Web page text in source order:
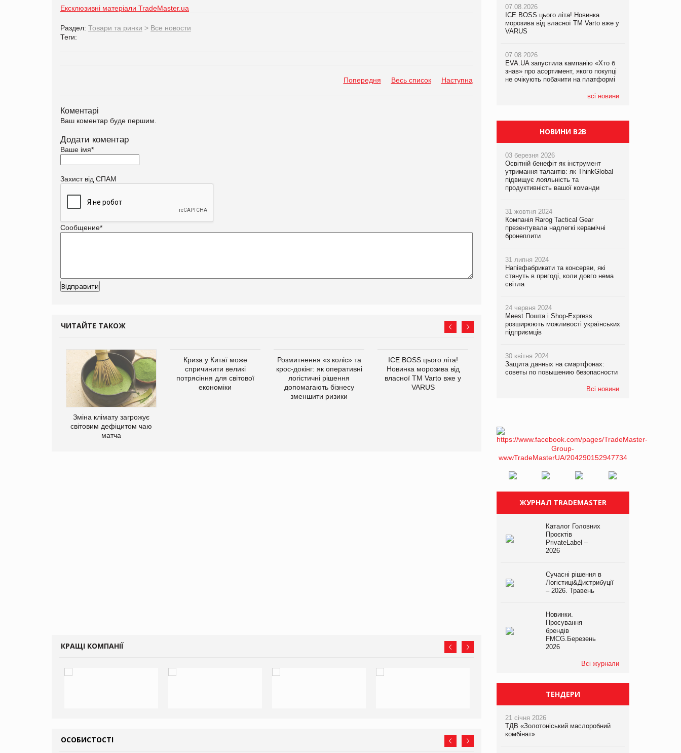
Ексклюзивні матеріали TradeMaster.ua
Раздел: Товари та ринки > Все новости
Теги:
Попередня Весь список Наступна
Коментарі
Ваш коментар буде першим.
Додати коментар
Ваше імя*
Захист від СПАМ
Сообщение*
ЧИТАЙТЕ ТАКОЖ
Зміна клімату загрожує
світовим дефіцитом чаю
матча
Криза у Китаї може
спричинити великі
потрясіння для світової
економіки
Розмитнення «з коліс» та
крос-докінг: як оперативні
логістичні рішення
допомагають бізнесу
зменшити ризики
ICE BOSS цього літа!
Новинка морозива від
власної ТМ Varto вже у
VARUS
EVA.UA запустила
кампанію «Хто б знав» про
збиток у першому півріччі
КРАЩІ КОМПАНІЇ
ОСОБИСТОСТІ
07.08.2026
ICE BOSS цього літа! Новинка
морозива від власної ТМ Varto вже у
VARUS
07.08.2026
EVA.UA запустила кампанію «Хто б
знав» про асортимент, якого покупці
не очікують побачити на платформі
всі новини
07.08.2026
ICE BOSS цього літа! Новинка
морозива від власної ТМ Varto вже у
VARUS
07.08.2026
EVA.UA запустила кампанію «Хто б
знав» про асортимент, якого покупці
не очікують побачити на платформі
07.08.2026
Франція заборонила рекламні дзвінки
НОВИНИ B2B
03 березня 2026
Освітній бенефіт як інструмент
утримання талантів: як ThinkGlobal
підвищує лояльність та
продуктивність вашої команди
31 жовтня 2024
Компанія Rarog Tactical Gear
презентувала надлегкі керамічні
бронеплити
31 липня 2024
Напівфабрикати та консерви, які
стануть в пригоді, коли довго нема
світла
24 червня 2024
Meest Пошта і Shop-Express
розширюють можливості українських
підприємців
30 квітня 2024
Защита данных на смартфонах:
советы по повышению безопасности
Всі новини
ЖУРНАЛ TRADEMASTER
Каталог Головних
Проєктів
PrivateLabel –
2026
Сучасні рішення в
Логістиці&Дистрибуції
– 2026. Травень
Новинки.
Просування
брендів
FMCG.Березень
2026
Всі журнали
ТЕНДЕРИ
21 січня 2026
ТДВ «Золотоніський маслоробний
комбінат»